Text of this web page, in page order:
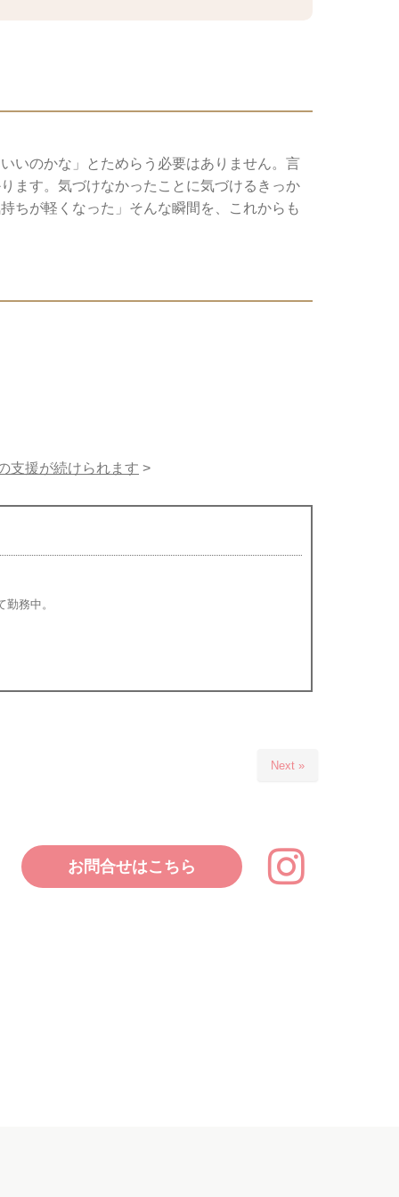
いのかな」とためらう必要はありません。言
ます。気づけなかったことに気づけるきっか
ちが軽くなった」そんな瞬間を、これからも
支援が続けられます >
務中。
Next »
お問合せはこちら